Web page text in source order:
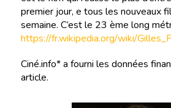
premier jour, e tous les nouveaux
semaine. C’est le 23 ème long
https://fr.wikipedia.org/wiki/
Ciné.info* a fourni les données
article.